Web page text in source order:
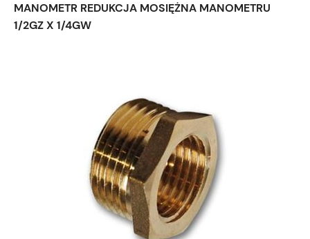
MANOMETR REDUKCJA MOSIĘŻNA MANOMETRU
1/2GZ X 1/4GW